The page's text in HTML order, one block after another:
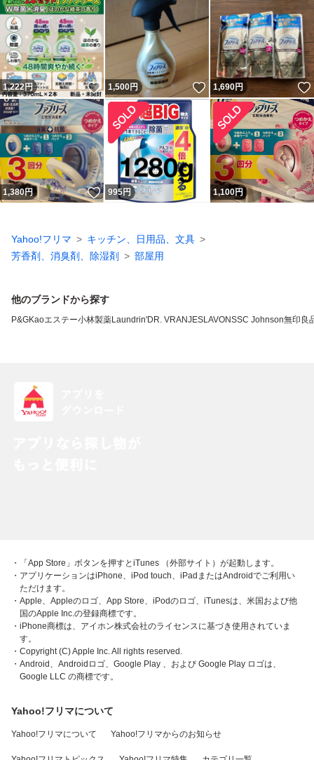
1,222円 いいね！
1,500円 いいね！
1,690円
1,380円 いいね！
995円 1,100円
Yahoo!フリマ
キッチン、日用品、文具
芳香剤、消臭剤、除湿剤
部屋用
他のブランドから探す
P&GKaoエステー小林製薬Laundrin'DR. VRANJESLAVONSSC Johnson無印良
・「App Store」ボタンを押すとiTunes （外部サイト）が起動します。
・アプリケーションはiPhone、iPod touch、iPadまたはAndroidでご利用い
ただけます。
・Apple、Appleのロゴ、App Store、iPodのロゴ、iTunesは、米国および他
国のApple Inc.の登録商標です。
・iPhone商標は、アイホン株式会社のライセンスに基づき使用されていま
す。
・Copyright (C) Apple Inc. All rights reserved.
・Android、Androidロゴ、Google Play 、および Google Play ロゴは、
Google LLC の商標です。
Yahoo!フリマについて
Yahoo!フリマについて Yahoo!フリマからのお知らせ